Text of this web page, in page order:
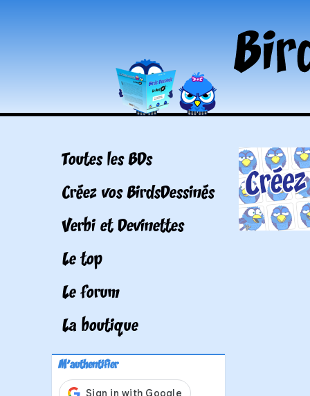
Toutes les BDs
Créez vos BirdsDessinés
Verbi et Devinettes
Le top
Le forum
La boutique
M'authentifier